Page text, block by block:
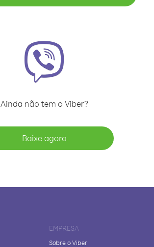
Ainda não tem o Viber?
Baixe agora
EMPRESA
Sobre o Viber